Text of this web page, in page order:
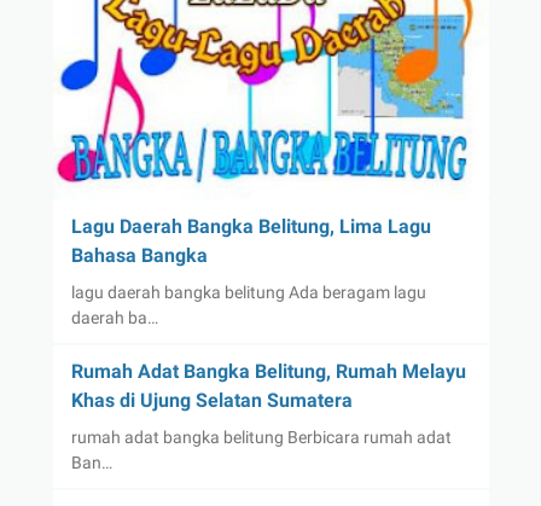
Lagu Daerah Bangka Belitung, Lima Lagu
Bahasa Bangka
lagu daerah bangka belitung Ada beragam lagu
daerah ba…
Rumah Adat Bangka Belitung, Rumah Melayu
Khas di Ujung Selatan Sumatera
rumah adat bangka belitung Berbicara rumah adat
Ban…